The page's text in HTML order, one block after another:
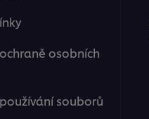
osobních
souborů